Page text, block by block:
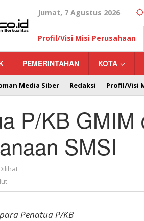
Jumat, 7 Agustus 2026
Profil/Visi Misi Perusahaan
PEMERINTAHAN KOTA
Media Siber Redaksi Profil/Visi
P/KB
SMSI
Penatua P/KB